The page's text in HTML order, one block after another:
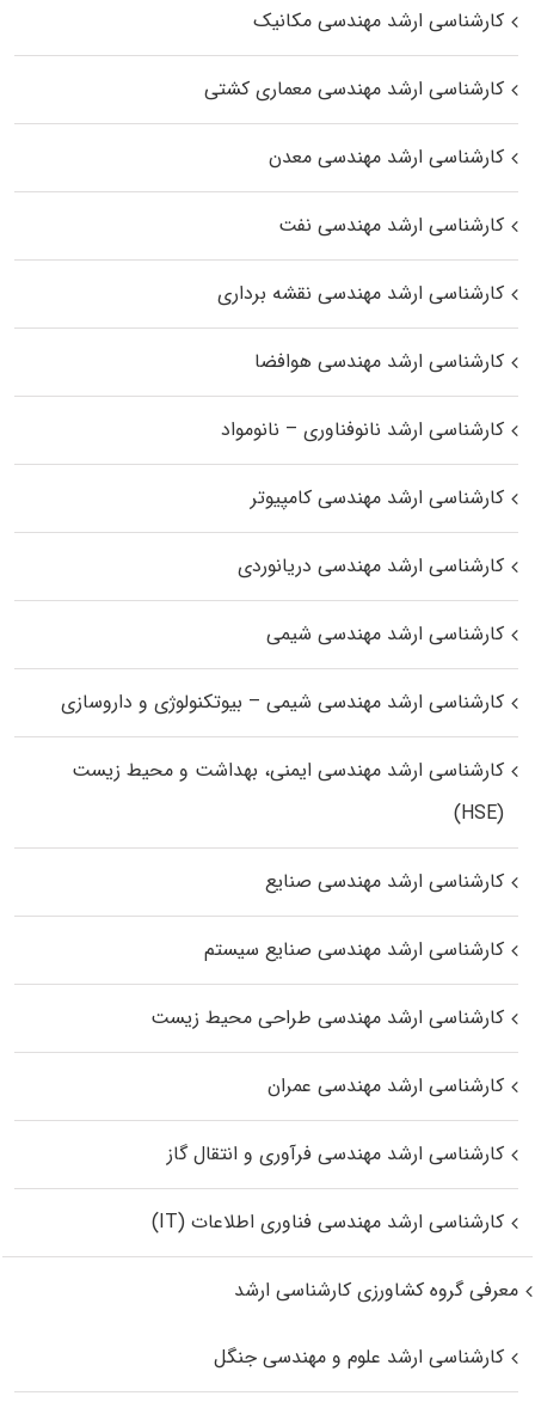
کارشناسی ارشد مهندسی مکانیک
کارشناسی ارشد مهندسی معماری کشتی
کارشناسی ارشد مهندسی معدن
کارشناسی ارشد مهندسی نفت
کارشناسی ارشد مهندسی نقشه برداری
کارشناسی ارشد مهندسی هوافضا
کارشناسی ارشد نانوفناوری – نانومواد
کارشناسی ارشد مهندسی کامپیوتر
کارشناسی ارشد مهندسی دریانوردی
کارشناسی ارشد مهندسی شیمی
کارشناسی ارشد مهندسی شیمی – بیوتکنولوژی و داروسازی
کارشناسی ارشد مهندسی ایمنی، بهداشت و محیط زیست
(HSE)
کارشناسی ارشد مهندسی صنایع
کارشناسی ارشد مهندسی صنایع سیستم
کارشناسی ارشد مهندسی طراحی محیط زیست
کارشناسی ارشد مهندسی عمران
کارشناسی ارشد مهندسی فرآوری و انتقال گاز
کارشناسی ارشد مهندسی فناوری اطلاعات (IT)
معرفی گروه کشاورزی کارشناسی ارشد
کارشناسی ارشد علوم و مهندسی جنگل